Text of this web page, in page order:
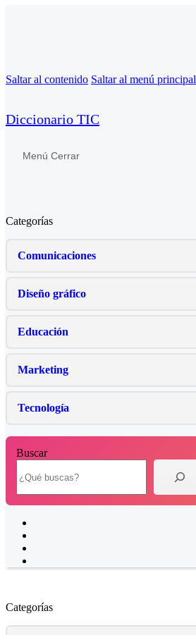
Saltar al contenido Saltar al menú principal
Diccionario TIC
Menú Cerrar
Categorías
Comunicaciones
Diseño gráfico
Educación
Marketing
Tecnología
Buscar
Categorías